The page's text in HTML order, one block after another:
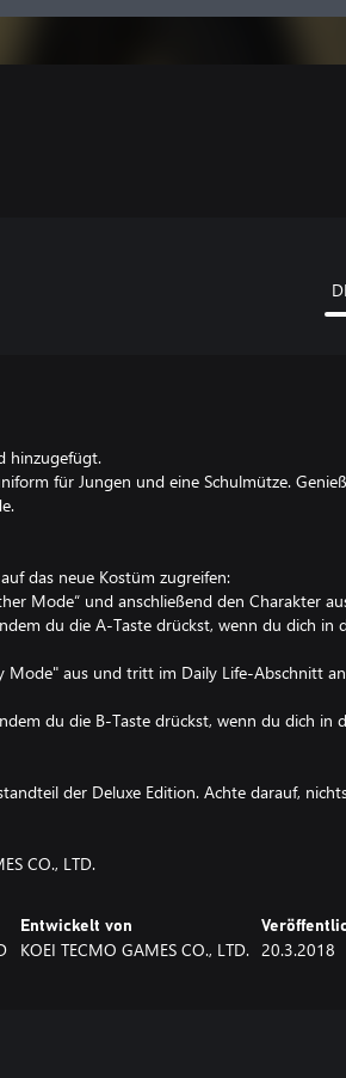
hinzugefügt.
für Jungen und eine Schulmütze.
das neue Kostüm zugreifen:
Mode“ und anschließend den Charakter
du die A-Taste drückst, wenn du dich in
Mode" aus und tritt im Daily Life-Abschnitt
du die B-Taste drückst, wenn du dich in
der Deluxe Edition. Achte darauf,
CO., LTD.
Entwickelt von
KOEI TECMO GAMES CO., LTD. 20.3.2018